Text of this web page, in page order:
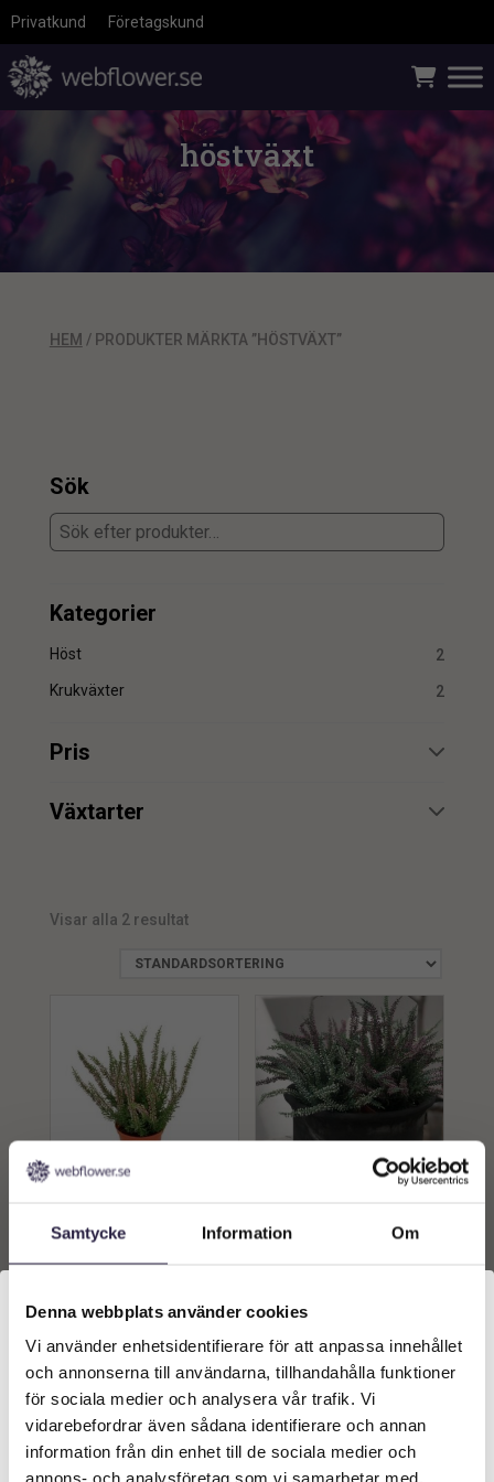
Samtycke Information Om
Denna webbplats använder cookies
Vi använder enhetsidentifierare för att anpassa innehållet
och annonserna till användarna, tillhandahålla funktioner
för sociala medier och analysera vår trafik. Vi
vidarebefordrar även sådana identifierare och annan
information från din enhet till de sociala medier och
annons- och analysföretag som vi samarbetar med.
Privatkund Företagskund
höstväxt
HEM / PRODUKTER MÄRKTA ”HÖSTVÄXT”
Sök
Kategorier
Höst 2
Krukväxter 2
Pris
min.
min.
Växtarter
Visar alla 2 resultat
rosa 25 cm
Från:299
Lägg till i
varukorg
varukorg
Välkommen till Webflower
Vilken typ av kund är du? Du kan alltid justera ditt val
längst upp på sidan.
Företagskund (exkl. moms)